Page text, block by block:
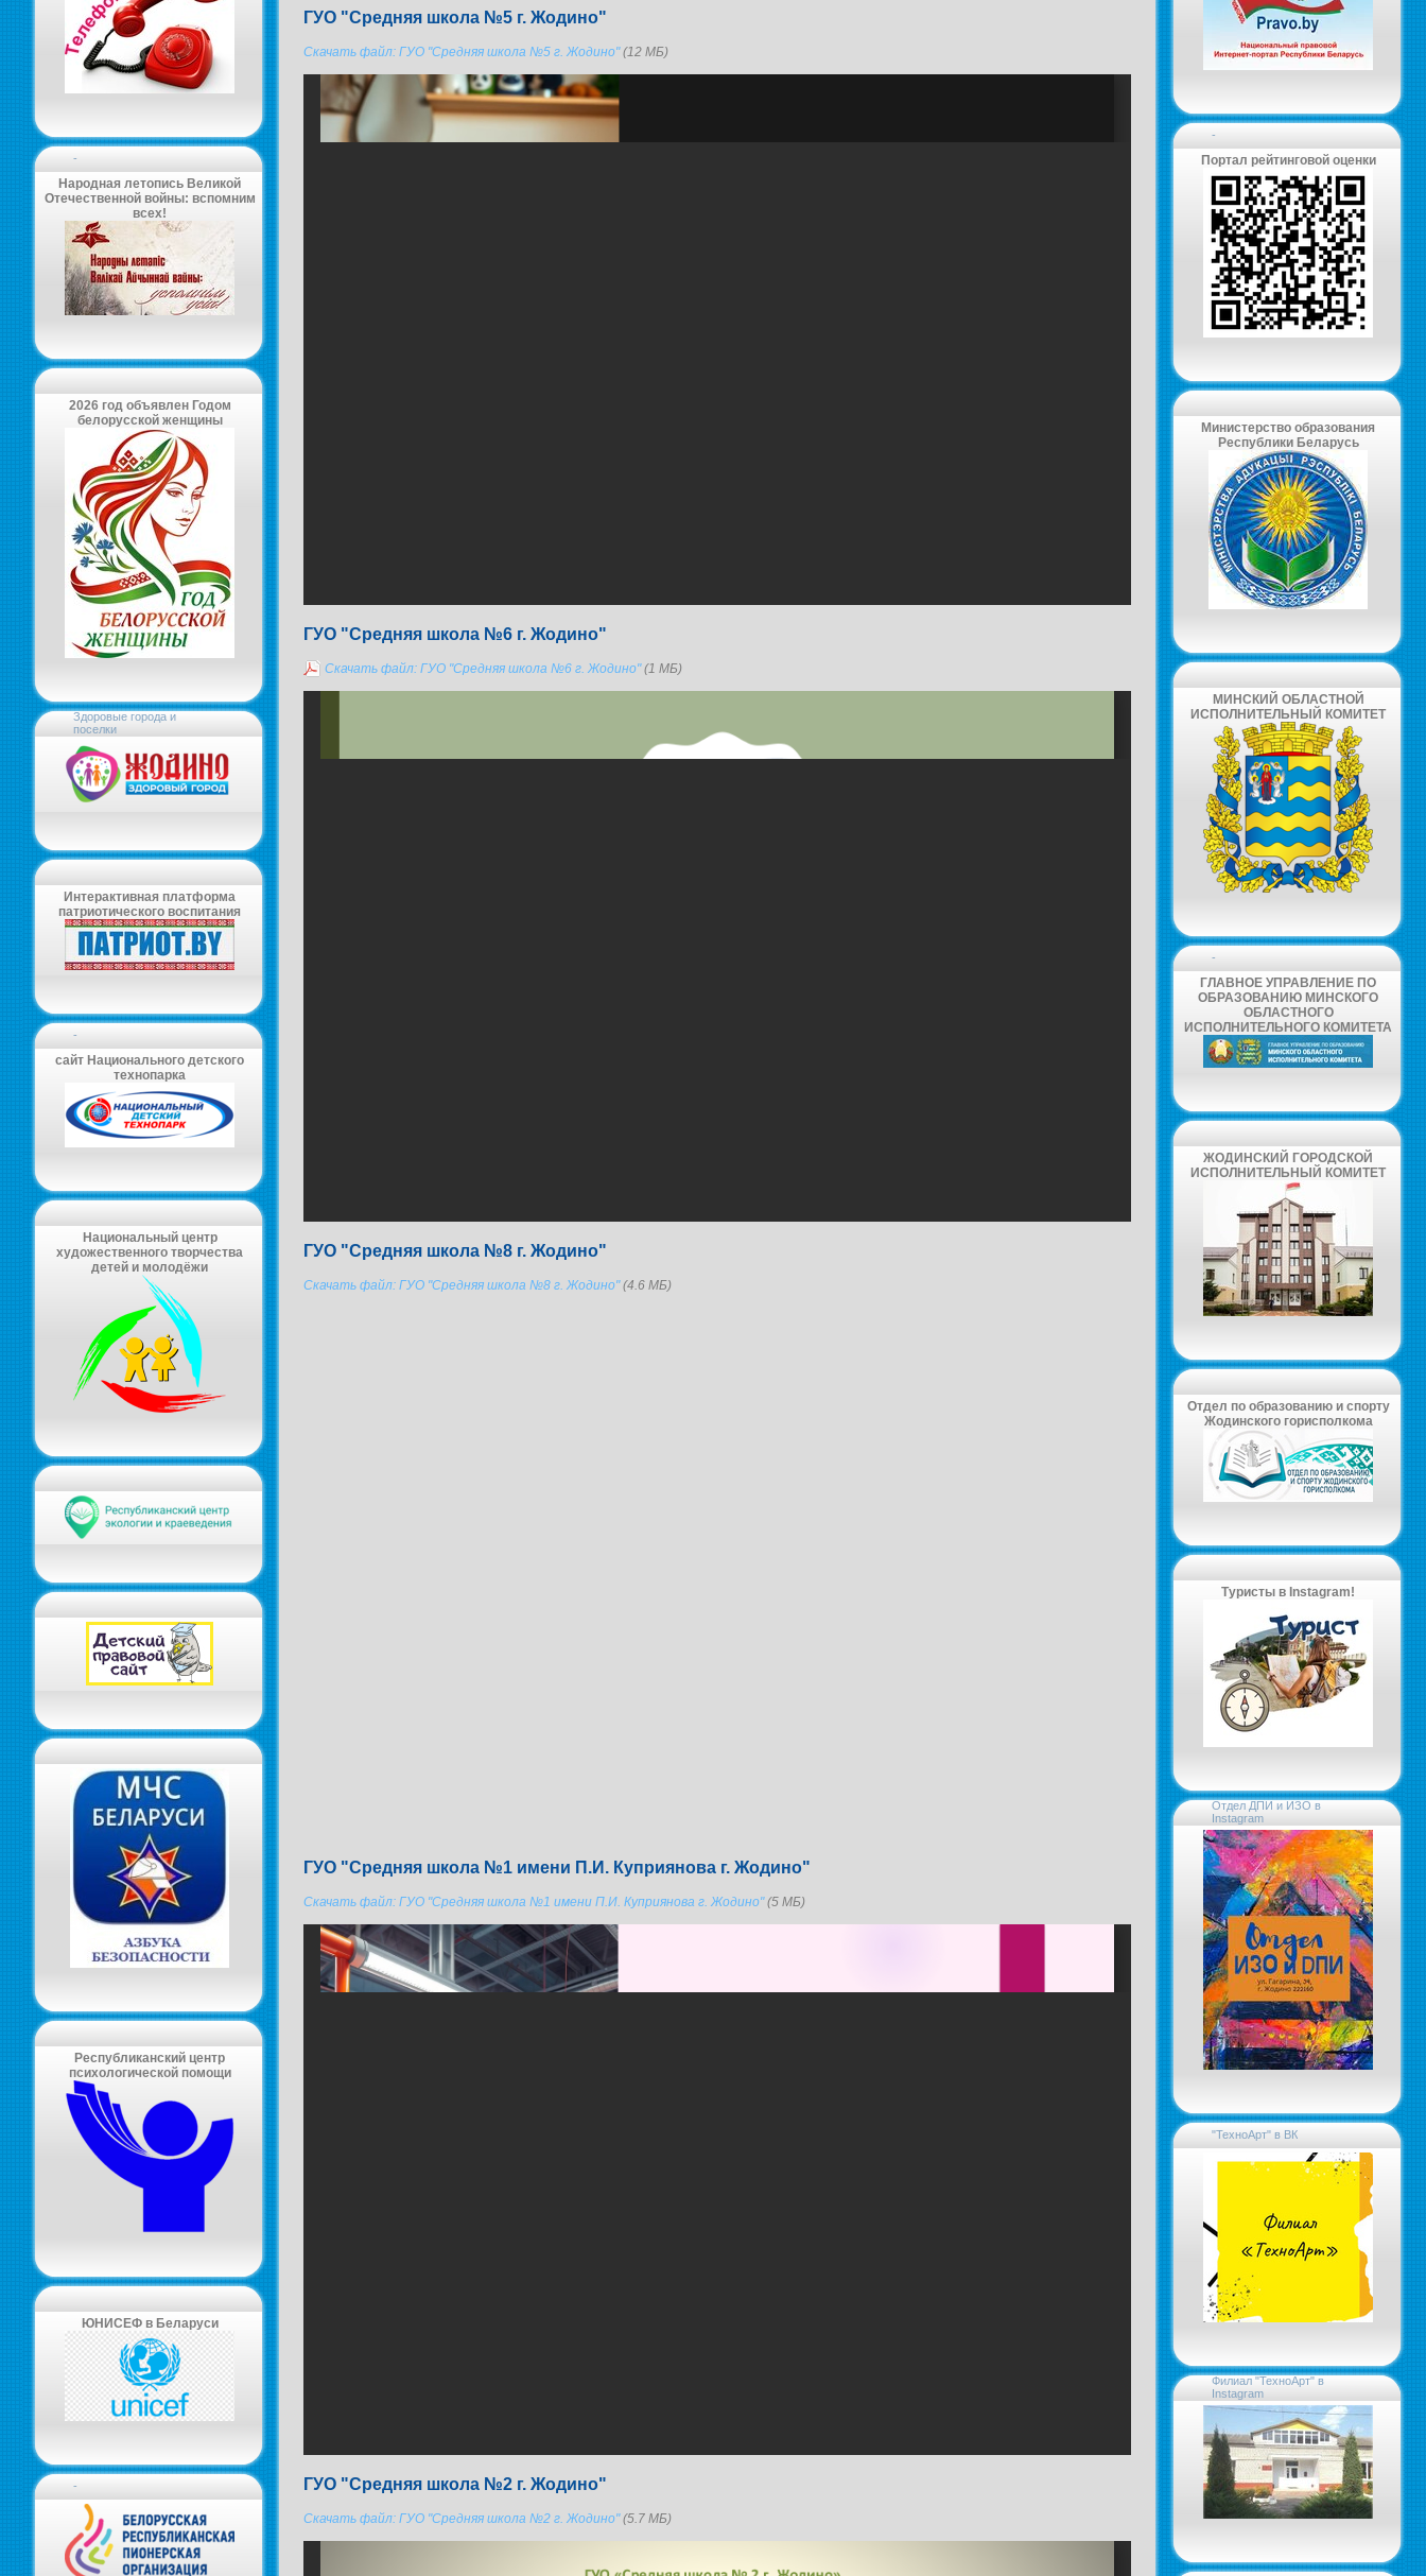
-
Народная летопись Великой
Отечественной войны: вспомним
всех!
2026 год объявлен Годом
белорусской женщины
Здоровые города и
поселки
Интерактивная платформа
патриотического воспитания
-
сайт Национального детского
технопарка
Национальный центр
художественного творчества
детей и молодёжи
Республиканский центр
психологической помощи
ЮНИСЕФ в Беларуси
-
ГУО "Средняя школа №5 г. Жодино"
Скачать файл: ГУО "Средняя школа №5 г. Жодино"(12 МБ)
ГУО "Средняя школа №6 г. Жодино"
Скачать файл: ГУО "Средняя школа №6 г. Жодино"(1 МБ)
ГУО "Средняя школа №8 г. Жодино"
Скачать файл: ГУО "Средняя школа №8 г. Жодино"(4.6 МБ)
ГУО "Средняя школа №1 имени П.И. Куприянова г. Жодино"
Скачать файл: ГУО "Средняя школа №1 имени П.И. Куприянова г. Жодино"(5 МБ)
ГУО "Средняя школа №2 г. Жодино"
Скачать файл: ГУО "Средняя школа №2 г. Жодино"(5.7 МБ)
-
Портал рейтинговой оценки
Министерство образования
Республики Беларусь
МИНСКИЙ ОБЛАСТНОЙ
ИСПОЛНИТЕЛЬНЫЙ КОМИТЕТ
-
ГЛАВНОЕ УПРАВЛЕНИЕ ПО
ОБРАЗОВАНИЮ МИНСКОГО
ОБЛАСТНОГО
ИСПОЛНИТЕЛЬНОГО КОМИТЕТА
ЖОДИНСКИЙ ГОРОДСКОЙ
ИСПОЛНИТЕЛЬНЫЙ КОМИТЕТ
Отдел по образованию и спорту
Жодинского горисполкома
Туристы в Instagram!
Отдел ДПИ и ИЗО в
Instagram
"ТехноАрт" в ВК
Филиал "ТехноАрт" в
Instagram